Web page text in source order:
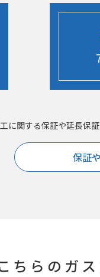
に関する保証や延長保
保証
ちらのガ